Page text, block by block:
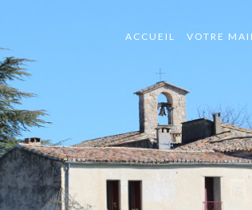
ACCUEIL VOTRE